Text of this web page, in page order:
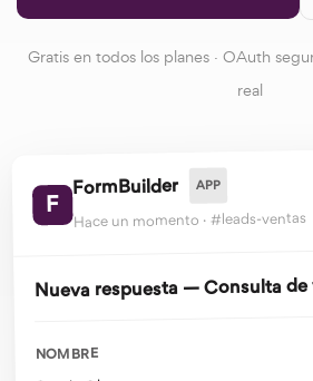
Gratis en todos los planes · OAuth
real
F
FormBuilder APP
Hace un momento · #leads-ventas
Nueva respuesta — Consulta de
NOMBRE